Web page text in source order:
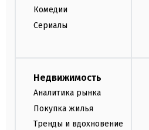
Комедии
Сериалы
Недвижимость
Аналитика рынка
Покупка жилья
Тренды и вдохновение